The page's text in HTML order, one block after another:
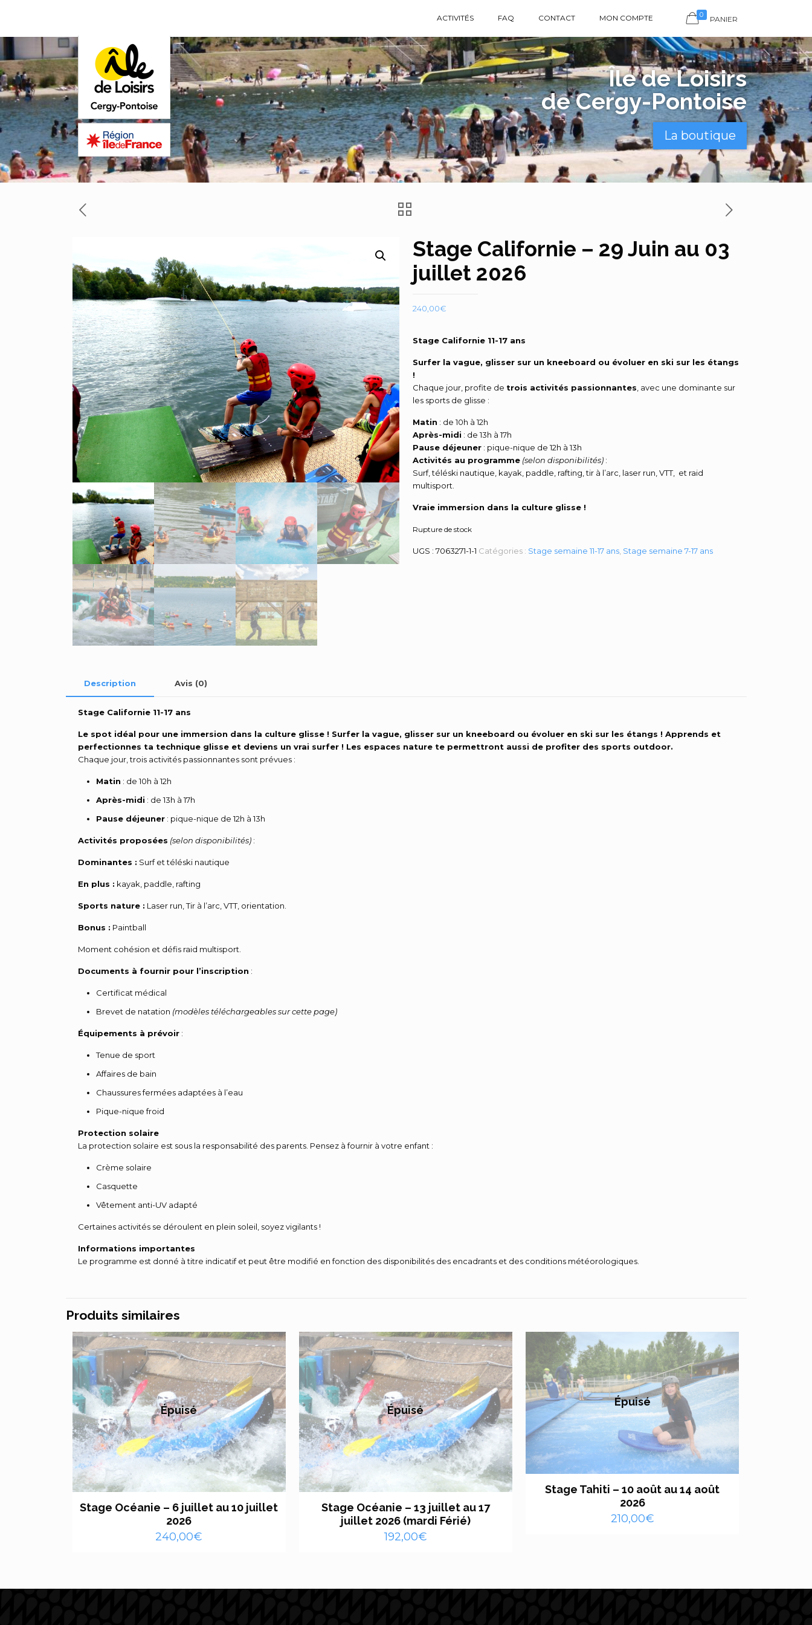
ACTIVITÉS FAQ CONTACT MON COMPTE 0
PANIER
Île de Loisirs
de Cergy-Pontoise
La boutique
Stage Californie – 29 Juin au 03
juillet 2026
240,00€
Stage Californie 11-17 ans
Surfer la vague, glisser sur un kneeboard ou évoluer en ski sur les étangs
!
Chaque jour, profite de trois activités passionnantes , avec une dominante sur
les sports de glisse :
Matin : de 10h à 12h
Après-midi : de 13h à 17h
Pause déjeuner : pique-nique de 12h à 13h
Activités au programme (selon disponibilités) :
Surf, téléski nautique, kayak, paddle, rafting, tir à l’arc, laser run, VTT, et raid
multisport.
Vraie immersion dans la culture glisse !
Rupture de stock
UGS :7063271-1-1 Catégories : Stage semaine 11-17 ans Stage semaine 7-17 ans
Description Avis (0)
Stage Californie 11-17 ans
Le spot idéal pour une immersion dans la culture glisse ! Surfer la vague, glisser sur un kneeboard ou évoluer en ski sur les étangs ! Apprends et
perfectionnes ta technique glisse et deviens un vrai surfer ! Les espaces nature te permettront aussi de profiter des sports outdoor.
Chaque jour, trois activités passionnantes sont prévues :
Matin : de 10h à 12h
Après-midi : de 13h à 17h
Pause déjeuner: pique-nique de 12h à 13h
Activités proposées (selon disponibilités):
Dominantes : Surf et téléski nautique
En plus : kayak, paddle, rafting
Sports nature : Laser run, Tir à l’arc, VTT, orientation.
Bonus : Paintball
Moment cohésion et défis raid multisport.
Documents à fournir pour l’inscription :
Certificat médical
Brevet de natation (modèles téléchargeables sur cette page)
Équipements à prévoir:
Tenue de sport
Affaires de bain
Chaussures fermées adaptées à l’eau
Pique-nique froid
Protection solaire
La protection solaire est sous la responsabilité des parents. Pensez à fournir à votre enfant :
Crème solaire
Casquette
Vêtement anti-UV adapté
Certaines activités se déroulent en plein soleil, soyez vigilants !
Informations importantes
Le programme est donné à titre indicatif et peut être modifié en fonction des disponibilités des encadrants et des conditions météorologiques.
Produits similaires
Épuisé
Stage Océanie – 6 juillet au 10 juillet
2026
240,00€
Épuisé
Stage Océanie – 13 juillet au 17
juillet 2026 (mardi Férié)
192,00€
Épuisé
Stage Tahiti – 10 août au 14 août
2026
210,00€